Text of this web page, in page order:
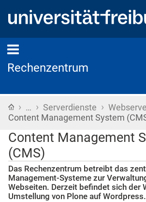
Rechenzentrum
Startseite
› … › Serverdienste ›
Content Management System
Content Management
(CMS)
Das Rechenzentrum betreibt das
Management-Systeme zur
Webseiten. Derzeit befindet sich der
Umstellung von Plone auf Wordpress.